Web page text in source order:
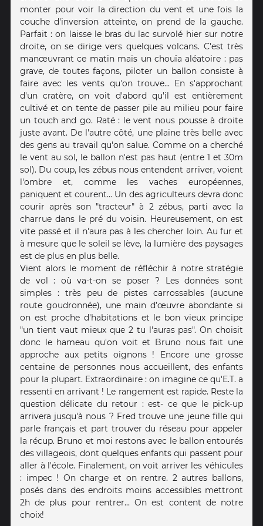
monter pour voir la direction du vent et une fois la
couche d'inversion atteinte, on prend de la gauche.
Parfait : on laisse le bras du lac survolé hier sur notre
droite, on se dirige vers quelques volcans. C'est très
manœuvrant ce matin mais un chouïa aléatoire : pas
grave, de toutes façons, piloter un ballon consiste à
faire avec les vents qu'on trouve... En s'approchant
d'un cratère, on voit d'abord qu'il est entièrement
cultivé et on tente de passer pile au milieu pour faire
un touch and go. Raté : le vent nous pousse à droite
juste avant. De l'autre côté, une plaine très belle avec
des gens au travail qu'on salue. Comme on a cherché
le vent au sol, le ballon n'est pas haut (entre 1 et 30m
sol). Du coup, les zébus nous entendent arriver, voient
l'ombre et, comme les vaches européennes,
paniquent et courent... Un des agriculteurs devra donc
courir après son "tracteur" à 2 zébus, parti avec la
charrue dans le pré du voisin. Heureusement, on est
vite passé et il n'aura pas à les chercher loin. Au fur et
à mesure que le soleil se lève, la lumière des paysages
est de plus en plus belle.
Vient alors le moment de réfléchir à notre stratégie
de vol : où va-t-on se poser ? Les données sont
simples : très peu de pistes carrossables (aucune
route goudronnée), une main d’œuvre abondante si
on est proche d'habitations et le bon vieux principe
"un tient vaut mieux que 2 tu l'auras pas". On choisit
donc le hameau qu'on voit et Bruno nous fait une
approche aux petits oignons ! Encore une grosse
centaine de personnes nous accueillent, des enfants
pour la plupart. Extraordinaire : on imagine ce qu'E.T. a
ressenti en arrivant ! Le rangement est rapide. Reste la
question délicate du retour : est- ce que le pick-up
arrivera jusqu'à nous ? Fred trouve une jeune fille qui
parle français et part trouver du réseau pour appeler
la récup. Bruno et moi restons avec le ballon entourés
des villageois, dont quelques enfants qui passent pour
aller à l'école. Finalement, on voit arriver les véhicules
: impec ! On charge et on rentre. 2 autres ballons,
posés dans des endroits moins accessibles mettront
2h de plus pour rentrer... On est content de notre
choix!